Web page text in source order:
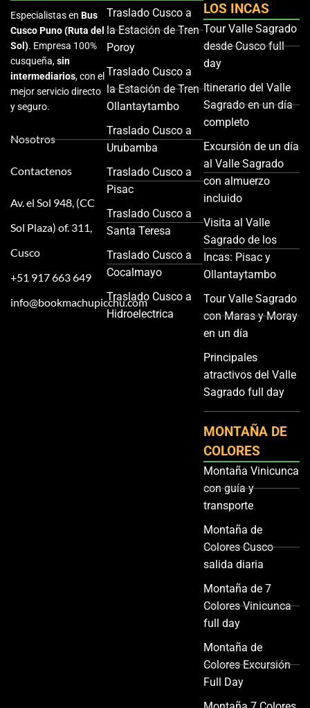
Especialistas en Bus
Cusco Puno (Ruta del
Sol). Empresa 100%
cusqueña,sin
intermediarios, con el
mejor servicio directo
y seguro.
Nosotros
Contactenos
Av. el Sol 948, (CC
Sol Plaza) of. 311,
Cusco
+51 917 663 649
info@bookmachupicchu.com
Traslado Cusco a
la Estación de Tren
Poroy
Traslado Cusco a
la Estación de Tren
Ollantaytambo
Traslado Cusco a
Urubamba
Traslado Cusco a
Pisac
Traslado Cusco a
Santa Teresa
Traslado Cusco a
Cocalmayo
Traslado Cusco a
Hidroelectrica
LOS INCAS
Tour Valle Sagrado
desde Cusco full
day
Itinerario del Valle
Sagrado en un día
completo
Excursión de un día
al Valle Sagrado
con almuerzo
incluido
Visita al Valle
Sagrado de los
Incas: Pisac y
Ollantaytambo
Tour Valle Sagrado
con Maras y Moray
en un día
Principales
atractivos del Valle
Sagrado full day
MONTAÑA DE
COLORES
Montaña Vinicunca
con guía y
transporte
Montaña de
Colores Cusco
salida diaria
Montaña de 7
Colores Vinicunca
full day
Montaña de
Colores Excursión
Full Day